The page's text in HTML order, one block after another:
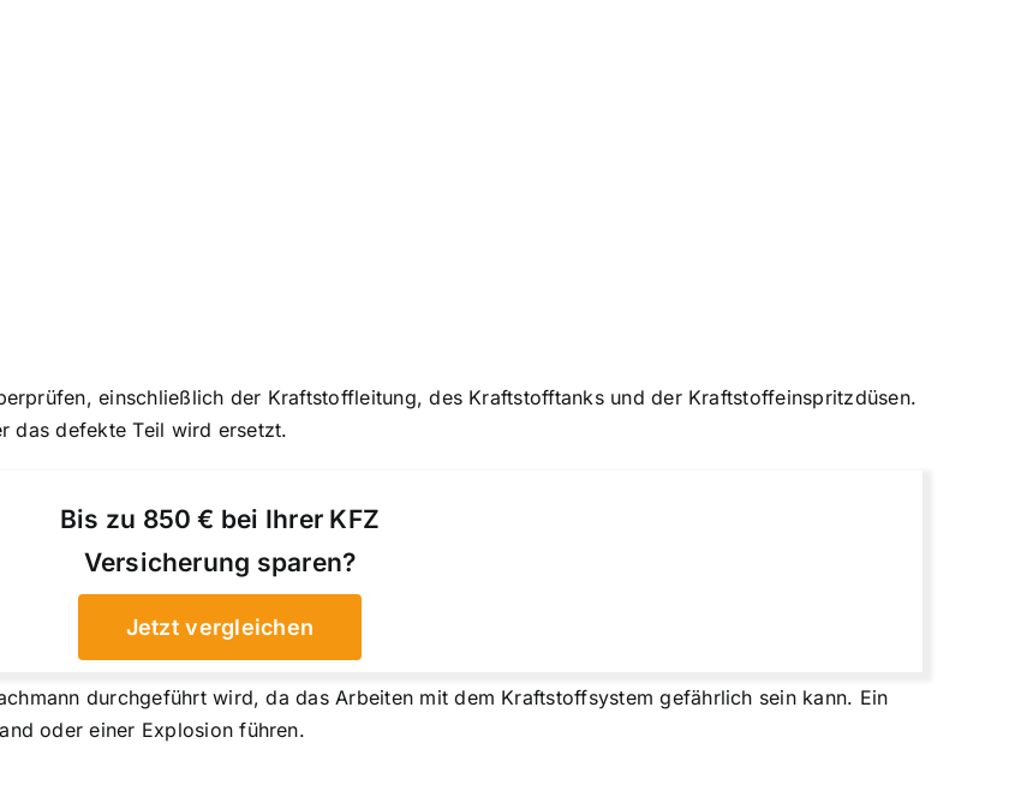
einschließlich der Kraftstoffleitung, des Kraftstofftanks und der Kraftstoffeinspritzdüsen.
das defekte Teil wird ersetzt.
Bis zu 850 € bei Ihrer KFZ
Versicherung sparen?
Jetzt vergleichen
durchgeführt wird, da das Arbeiten mit dem Kraftstoffsystem gefährlich sein kann. Ein
oder einer Explosion führen.